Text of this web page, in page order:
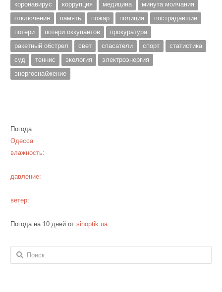
коронавирус
коррупция медицина
минута молчания
отключение
память пожар полиция
пострадавшие
потери
потери оккупантов
прокуратура
ракетный обстрел
свет спасатели спорт
статистика
суд
теннис экология
электроэнергия
энергоснабжение
Погода
Одесса
влажность:
давление:
ветер:
Погода на 10 дней от sinoptik.ua
Найти: